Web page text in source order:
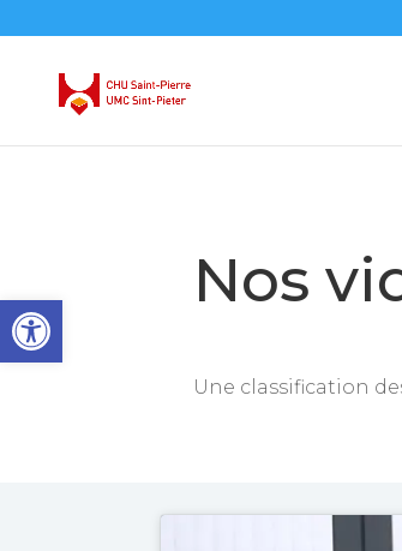
Ouvrir la barre d’outils Nos
Une classification